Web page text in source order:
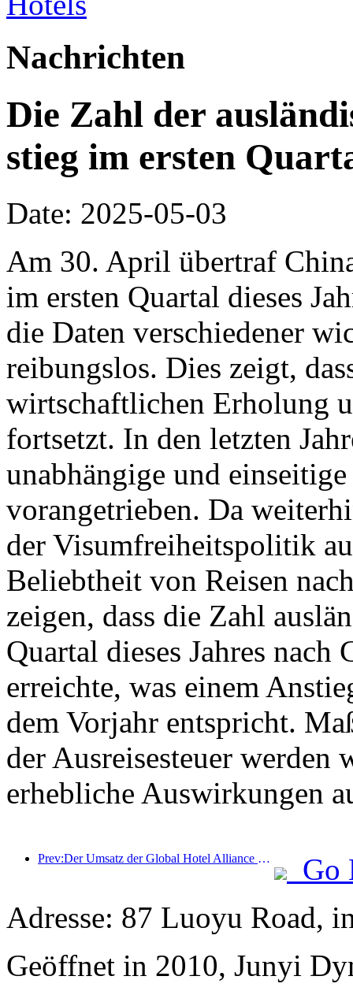
Nachrichten
Die Zahl der
stieg im ersten
Date: 2025-05-03
Am 30. April übertraf
im ersten Quartal dieses
die Daten verschiedener
reibungslos. Dies zeigt,
wirtschaftlichen Erholung
fortsetzt. In den letzten
unabhängige und
vorangetrieben. Da
der Visumfreiheitspolitik
Beliebtheit von Reisen
zeigen, dass die Zahl
Quartal dieses Jahres
erreichte, was einem
dem Vorjahr entspricht.
der Ausreisesteuer werden
erhebliche Auswirkungen
Prev:Der Umsatz der Global Hotel Alliance wird im ersten Quartal 2025 um 15 % steigen
Go
Adresse: 87 Luoyu Road,
Geöffnet in 2010, Junyi